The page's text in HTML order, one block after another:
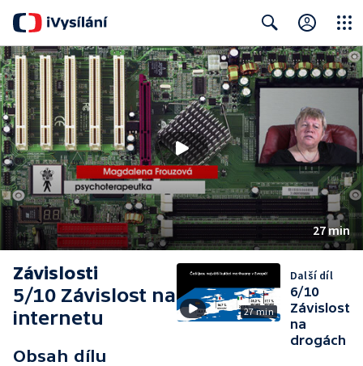
Search Close
27 min
Závislosti
5/10 Závislost na
internetu
Obsah dílu
27 min
Další díl
6/10
Závislost
na
drogách